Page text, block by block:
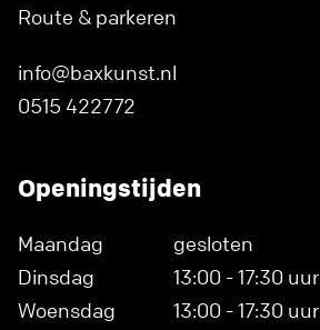
Route & parkeren
info@baxkunst.nl
0515 422772
Openingstijden
Maandag
gesloten
Dinsdag
13:00 - 17:30 uur
Woensdag
13:00 - 17:30 uur